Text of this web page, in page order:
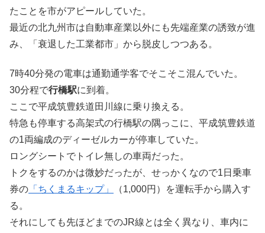
たことを市がアピールしていた。
最近の北九州市は自動車産業以外にも先端産業の誘致が進
み、「衰退した工業都市」から脱皮しつつある。
7時40分発の電車は通勤通学客でそこそこ混んでいた。
30分程で行橋駅に到着。
ここで平成筑豊鉄道田川線に乗り換える。
特急も停車する高架式の行橋駅の隅っこに、平成筑豊鉄道
の1両編成のディーゼルカーが停車していた。
ロングシートでトイレ無しの車両だった。
トクをするのかは微妙だったが、せっかくなので1日乗車
券の 「ちくまるキップ」
（1,000円）を運転手から購入す
る。
それにしても先ほどまでのJR線とは全く異なり、車内に